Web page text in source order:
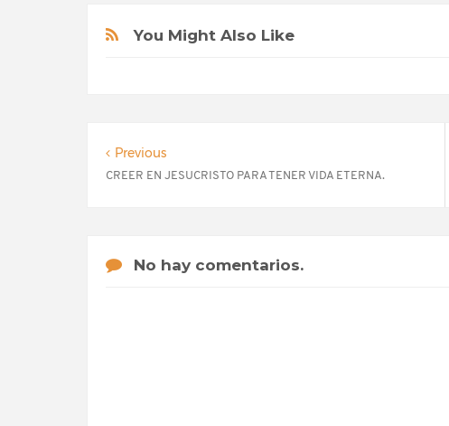
You Might Also Like
Previous
CREER EN JESUCRISTO PARA TENER VIDA ETERNA.
No hay comentarios.